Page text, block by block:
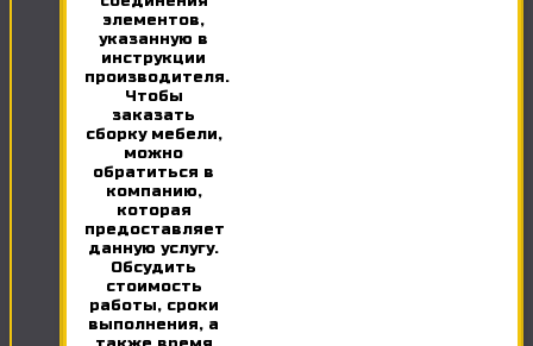
элементов,
указанную в
инструкции
производителя.
Чтобы
заказать
сборку мебели,
можно
обратиться в
компанию,
которая
предоставляет
данную услугу.
Обсудить
стоимость
работы, сроки
выполнения, а